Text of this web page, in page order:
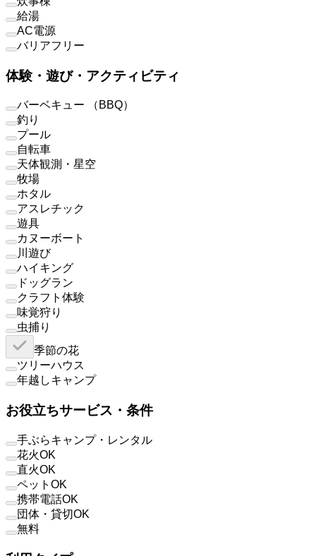
給湯
AC電源
バリアフリー
体験・遊び・アクティビティ
バーベキュー （BBQ）
釣り
プール
自転車
天体観測・星空
牧場
ホタル
アスレチック
遊具
カヌーボート
川遊び
ハイキング
ドッグラン
クラフト体験
味覚狩り
虫捕り
季節の花
ツリーハウス
年越しキャンプ
お役立ちサービス・条件
手ぶらキャンプ・レンタル
花火OK
直火OK
ペットOK
携帯電話OK
団体・貸切OK
無料